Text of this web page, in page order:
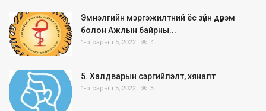
Эмнэлгийн мэргэжилтний ёс зүйн дүрэм
болон Ажлын байрны...
1-р сарын 5, 2022 4
5. Халдварын сэргийлэлт, хяналт
1-р сарын 5, 2022 3